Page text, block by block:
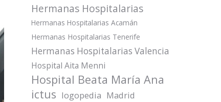
Hermanas Hospitalarias
Hermanas Hospitalarias Acamán
Hermanas Hospitalarias Tenerife
Hermanas Hospitalarias Valencia
Hospital Aita Menni
Hospital Beata María Ana
ictus logopedia Madrid